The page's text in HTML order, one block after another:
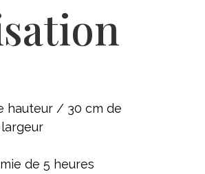
hauteur / 30 cm de
de 5 heures